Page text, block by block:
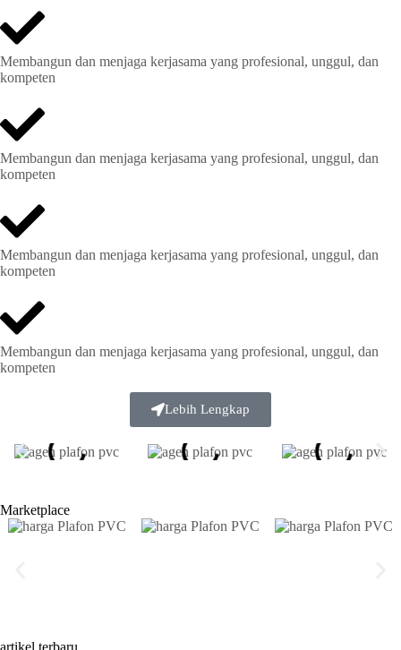
Membangun dan menjaga kerjasama yang profesional, unggul, dan
kompeten
Membangun dan menjaga kerjasama yang profesional, unggul, dan
kompeten
Membangun dan menjaga kerjasama yang profesional, unggul, dan
kompeten
Membangun dan menjaga kerjasama yang profesional, unggul, dan
kompeten
Lebih Lengkap
Marketplace
artikel terbaru